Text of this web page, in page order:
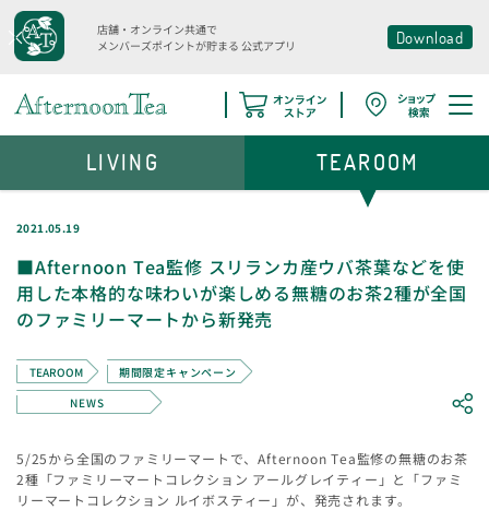
店舗・オンライン共通で
メンバーズポイントが貯まる 公式アプリ Download
2021.05.19
■Afternoon Tea監修 スリランカ産ウバ茶葉などを使
用した本格的な味わいが楽しめる無糖のお茶2種が全国
のファミリーマートから新発売
TEAROOM
期間限定キャンペーン
NEWS
5/25から全国のファミリーマートで、Afternoon Tea監修の無糖のお茶
2種「ファミリーマートコレクション アールグレイティー」と「ファミ
リーマートコレクション ルイボスティー」が、発売されます。
LIVING TEAROOM